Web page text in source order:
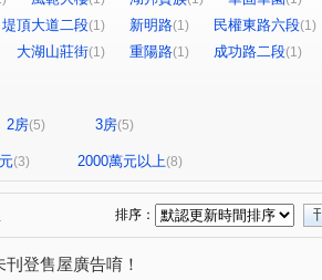
堤頂大道二段(1) 新明路(1) 民權東路六段(1)
大湖山莊街(1) 重陽路(1) 成功路二段(1)
2房(5) 3房(5)
(3) 2000萬元以上(8)
排序：
登售屋廣告唷！